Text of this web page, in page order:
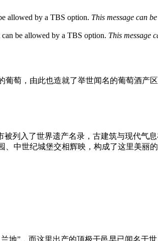
allowed by a TBS option. This message can
be allowed by a TBS option. This message
萄，由此也造就了举世闻名的葡萄酒产
列入了世界遗产名录，古建筑与现代气
中世纪城堡交相辉映，构成了这里美丽
地”，而这里出产的顶极干邑早已闻名于